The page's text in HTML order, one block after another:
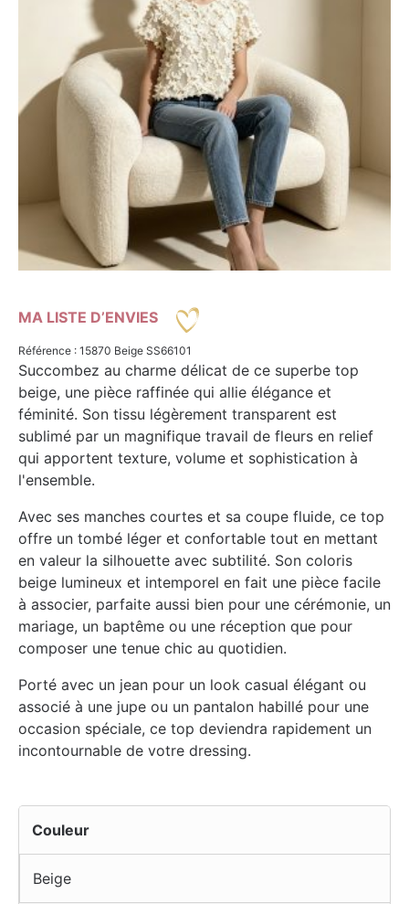
MA LISTE D’ENVIES
Référence : 15870 Beige SS66101
Succombez au charme délicat de ce superbe top
beige, une pièce raffinée qui allie élégance et
féminité. Son tissu légèrement transparent est
sublimé par un magnifique travail de fleurs en relief
qui apportent texture, volume et sophistication à
l'ensemble.
Avec ses manches courtes et sa coupe fluide, ce top
offre un tombé léger et confortable tout en mettant
en valeur la silhouette avec subtilité. Son coloris
beige lumineux et intemporel en fait une pièce facile
à associer, parfaite aussi bien pour une cérémonie, un
mariage, un baptême ou une réception que pour
composer une tenue chic au quotidien.
Porté avec un jean pour un look casual élégant ou
associé à une jupe ou un pantalon habillé pour une
occasion spéciale, ce top deviendra rapidement un
incontournable de votre dressing.
Couleur
Beige